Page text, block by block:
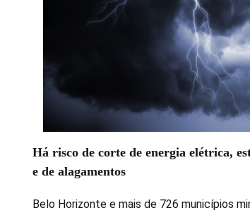
Há risco de corte de energia elétrica,
e de alagamentos
Belo Horizonte e mais de 726 municípios